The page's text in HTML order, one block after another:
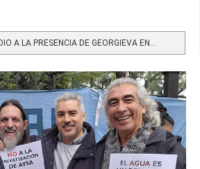
A LA PRESENCIA DE GEORGIEVA EN...